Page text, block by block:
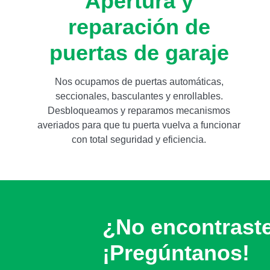
reparación de
puertas de garaje
Nos ocupamos de puertas automáticas,
seccionales, basculantes y enrollables.
Desbloqueamos y reparamos mecanismos
averiados para que tu puerta vuelva a funcionar
con total seguridad y eficiencia.
¿No
¡Pregúntanos!